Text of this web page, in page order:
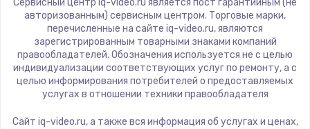
авторизованным) сервисным центром. Торговые марки,
перечисленные на сайте iq-video.ru, являются
зарегистрированным товарными знаками компаний
правообладателей. Обозначения используется не с целью
индивидуализации соответствующих услуг по ремонту, а с
целью информирования потребителей о предоставляемых
услугах в отношении техники правообладателя
Сайт iq-video.ru, а также вся информация об услугах и ценах,